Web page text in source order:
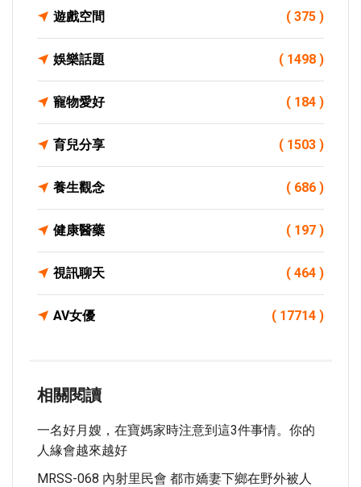
遊戲空間 ( 375 )
娛樂話題 ( 1498 )
寵物愛好 ( 184 )
育兒分享 ( 1503 )
養生觀念 ( 686 )
健康醫藥 ( 197 )
視訊聊天 ( 464 )
AV女優 ( 17714 )
相關閱讀
一名好月嫂，在寶媽家時注意到這3件事情。你的
人緣會越來越好
MRSS-068 內射里民會 都市嬌妻下鄉在野外被人